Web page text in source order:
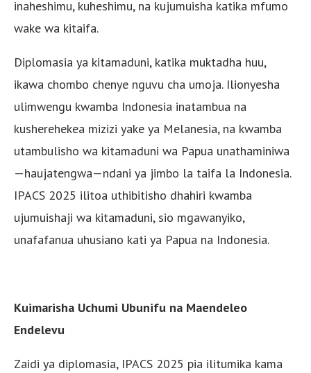
inaheshimu, kuheshimu, na kujumuisha katika mfumo
wake wa kitaifa.
Diplomasia ya kitamaduni, katika muktadha huu,
ikawa chombo chenye nguvu cha umoja. Ilionyesha
ulimwengu kwamba Indonesia inatambua na
kusherehekea mizizi yake ya Melanesia, na kwamba
utambulisho wa kitamaduni wa Papua unathaminiwa
—haujatengwa—ndani ya jimbo la taifa la Indonesia.
IPACS 2025 ilitoa uthibitisho dhahiri kwamba
ujumuishaji wa kitamaduni, sio mgawanyiko,
unafafanua uhusiano kati ya Papua na Indonesia.
Kuimarisha Uchumi Ubunifu na Maendeleo
Endelevu
Zaidi ya diplomasia, IPACS 2025 pia ilitumika kama